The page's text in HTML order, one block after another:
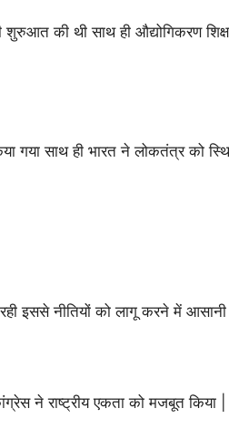
शुरुआत की थी साथ ही औद्योगिकरण
गया साथ ही भारत ने लोकतंत्र को
इससे नीतियों को लागू करने में आसानी
ने राष्ट्रीय एकता को मजबूत किया |